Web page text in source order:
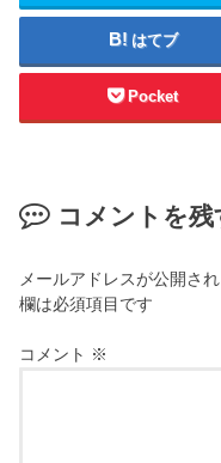
はてブ
Pocket
コメントを残
メールアドレスが公開さ
欄は必須項目です
コメント ※